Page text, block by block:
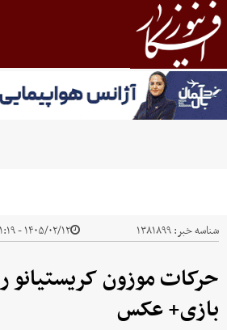
شناسه خبر:۱۳۸۱۸۹۹ ۱۴۰۵/۰۲/۱۲ - ۱۱:۱۹
حرکات موزون کریستیانو
بازی+ عکس